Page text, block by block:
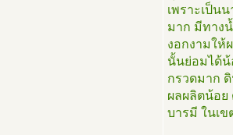
เพราะเป็น
มาก มีทาง
งอกงามให้
นั้นย่อมได้น้
กรวดมาก
ผลผลิตน้อ
บารมี ในเ